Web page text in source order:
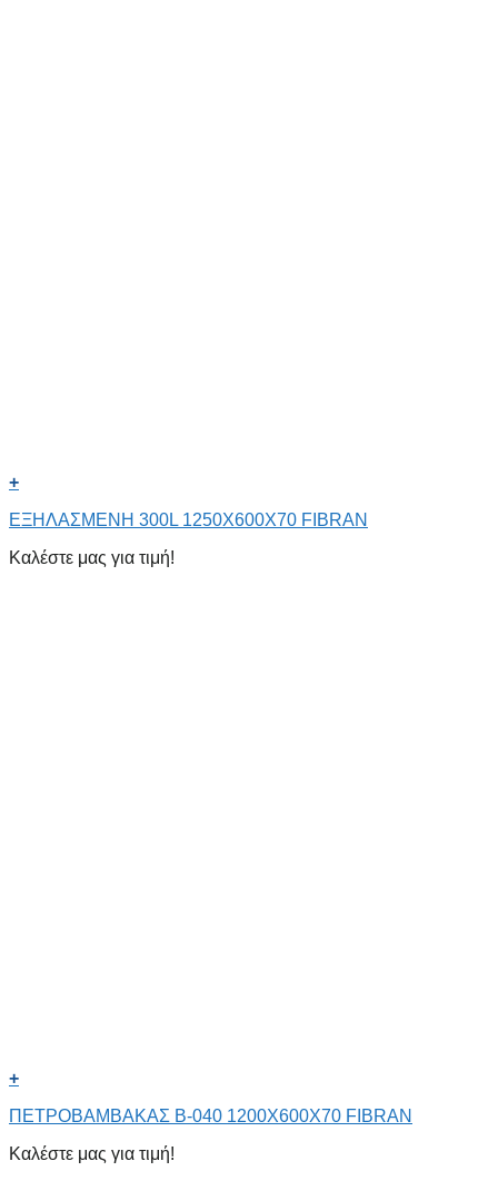
+
ΕΞΗΛΑΣΜΕΝΗ 300L 1250Χ600Χ70 FIBRAN
Καλέστε μας για τιμή!
+
ΠΕΤΡΟΒΑΜΒΑΚΑΣ Β-040 1200X600X70 FIBRAN
Καλέστε μας για τιμή!